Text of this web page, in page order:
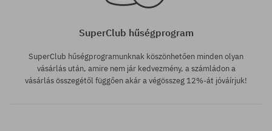
SuperClub hűségprogram
SuperClub hűségprogramunknak köszönhetően minden olyan
vásárlás után, amire nem jár kedvezmény, a számládon a
vásárlás összegétől függően akár a végösszeg 12%-át jóváírjuk!